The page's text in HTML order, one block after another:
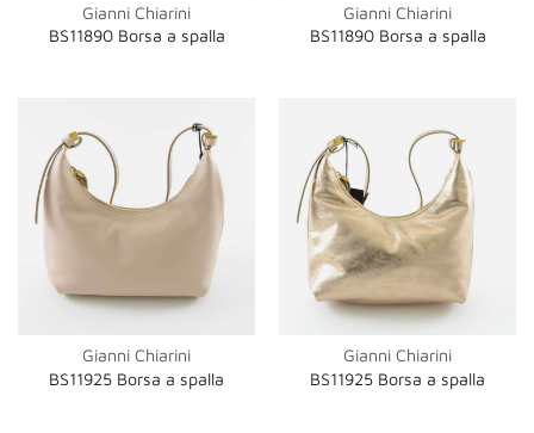
Gianni Chiarini
BS11890 Borsa a spalla
Gianni Chiarini
BS11890 Borsa a spalla
Gianni Chiarini
BS11925 Borsa a spalla
Gianni Chiarini
BS11925 Borsa a spalla